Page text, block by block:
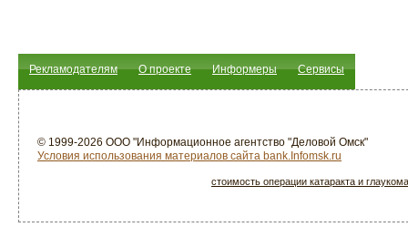
Рекламодателям О проекте Информеры Сервисы
© 1999-2026 ООО "Информационное агентство "Деловой Омск"
Условия использования материалов сайта bank.Infomsk.ru
стоимость операции катаракта и глаукома